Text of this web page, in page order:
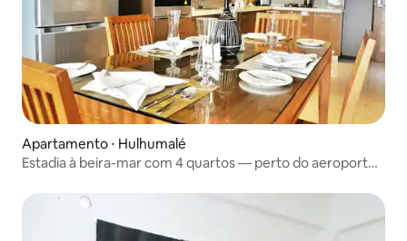
Apartamento ⋅ Hulhumalé
Estadia à beira-mar com 4 quartos — perto do aeroporto